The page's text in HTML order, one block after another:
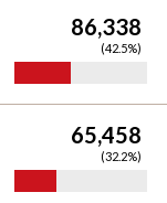
86,338
(42.5%)
65,458
(32.2%)